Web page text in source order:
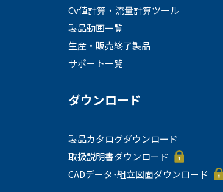
Cv値計算・流量計算ツール
製品動画一覧
生産・販売終了製品
サポート一覧
ダウンロード
製品カタログダウンロード
取扱説明書ダウンロード
CADデータ･組立図面ダウンロード